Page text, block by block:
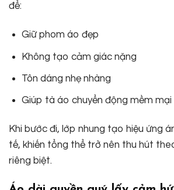
để:
Giữ phom áo đẹp
Không tạo cảm giác nặng
Tôn dáng nhẹ nhàng
Giúp tà áo chuyển động mềm mại
Khi bước đi, lớp nhung tạo hiệu ứng
tế, khiến tổng thể trở nên thu hút
riêng biệt.